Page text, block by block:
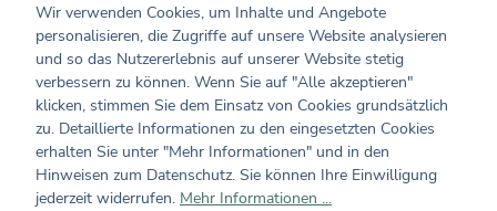
Marta Altés, geboren 1982, studierte zunächst Grafikdesign in
Barcelona, bevor sie der Leidenschaft ihrer Kindheit folgte und
ihren Master in Illustration an der Cambridge School of Art
machte. Das war, so sagt sie heute, die beste Entscheidung ihres
Wir verwenden Cookies, um Inhalte und Angebote
personalisieren, die Zugriffe auf unsere Website analysieren
und so das Nutzererlebnis auf unserer Website stetig
verbessern zu können. Wenn Sie auf "Alle akzeptieren"
klicken, stimmen Sie dem Einsatz von Cookies grundsätzlich
zu. Detaillierte Informationen zu den eingesetzten Cookies
erhalten Sie unter "Mehr Informationen" und in den
Hinweisen zum Datenschutz. Sie können Ihre Einwilligung
jederzeit widerrufen. Mehr Informationen ...